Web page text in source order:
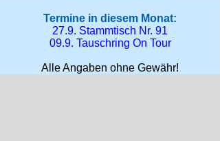
Termine in diesem Monat:
27.9. Stammtisch Nr. 91
09.9. Tauschring On Tour
Alle Angaben ohne Gewähr!